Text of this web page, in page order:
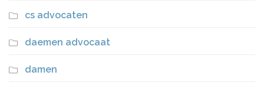
cs advocaten
daemen advocaat
damen